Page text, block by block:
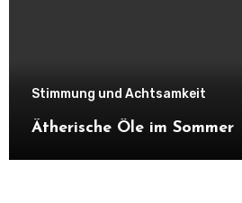
Stimmung und Achtsamkeit
Ätherische Öle im Sommer